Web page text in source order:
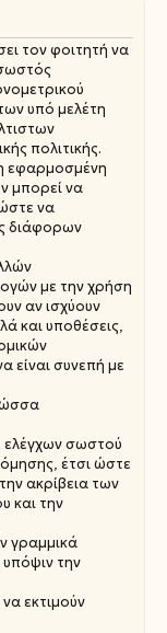
τον φοιτητή να
υπό μελέτη
πολιτικής.
εφαρμοσμένη
μπορεί να
να
διάφορων
με την χρήση
αν ισχύουν
και υποθέσεις,
είναι συνεπή με
ελέγχων σωστού
έτσι ώστε
ακρίβεια των
και την
γραμμικά
την
εκτιμούν